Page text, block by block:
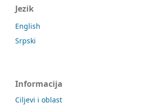
Jezik
English
Srpski
Informacija
Ciljevi i oblast